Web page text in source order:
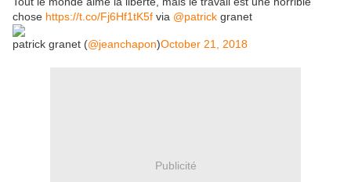
chose https://t.co/Fj6Hf1tK5f via @patrick granet
patrick granet (@jeanchapon)October 21, 2018
Publicité